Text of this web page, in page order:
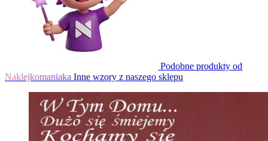
Podobne produkty od
Naklejkomaniaka Inne wzory z naszego sklepu